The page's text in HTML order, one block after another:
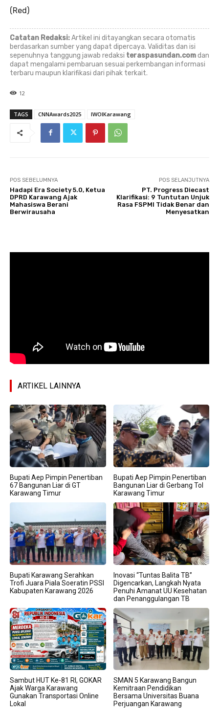
(Red)
Catatan Redaksi:Artikel ini ditayangkan secara otomatis
berdasarkan sumber yang dapat dipercaya. Validitas dan isi
sepenuhnya tanggung jawab redaksi teraspasundan.comdan
dapat mengalami pembaruan sesuai perkembangan informasi
terbaru maupun klarifikasi dari pihak terkait.
12
TAGS CNNAwards2025 IWOIKarawang
POS SEBELUMNYA
Hadapi Era Society 5.0, Ketua
DPRD Karawang Ajak
Mahasiswa Berani
Berwirausaha
POS SELANJUTNYA
PT. Progress Diecast
Klarifikasi: 9 Tuntutan Unjuk
Rasa FSPMI Tidak Benar dan
Menyesatkan
ARTIKEL LAINNYA
Bupati Aep Pimpin Penertiban
67 Bangunan Liar di GT
Karawang Timur
Bupati Aep Pimpin Penertiban
Bangunan Liar di Gerbang Tol
Karawang Timur
Bupati Karawang Serahkan
Trofi Juara Piala Soeratin PSSI
Kabupaten Karawang 2026
Inovasi “Tuntas Balita TB”
Digencarkan, Langkah Nyata
Penuhi Amanat UU Kesehatan
dan Penanggulangan TB
Sambut HUT Ke-81 RI, GOKAR
Ajak Warga Karawang
Gunakan Transportasi Online
Lokal
SMAN 5 Karawang Bangun
Kemitraan Pendidikan
Bersama Universitas Buana
Perjuangan Karawang